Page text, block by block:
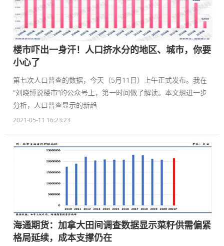
楼市吓出一身汗！人口挤水分的地区、城市，你要
小心了
第七次人口普查的数据，今天（5月11日）上午正式发布。我在
“刘晓博说楼市”的公众号上，第一时间做了解读。本文想进一步
分析，人口普查显示的新趋
2021-05-11 16:23:23
海通期货：加拿大田间调查数据显示菜籽供需偏紧
格局延续，成本支撑仍在